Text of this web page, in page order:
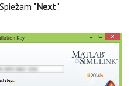
"Next".